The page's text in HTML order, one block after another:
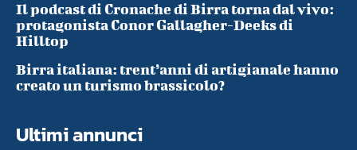
Il podcast di Cronache di Birra torna dal vivo:
protagonista Conor Gallagher-Deeks di
Hilltop
Birra italiana: trent’anni di artigianale hanno
creato un turismo brassicolo?
Ultimi annunci